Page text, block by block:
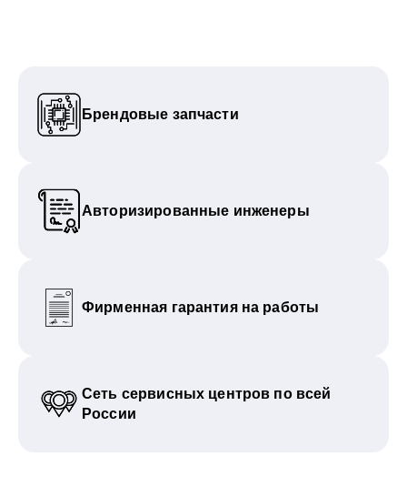
Брендовые запчасти
Авторизированные инженеры
Фирменная гарантия на работы
Сеть сервисных центров по всей
России